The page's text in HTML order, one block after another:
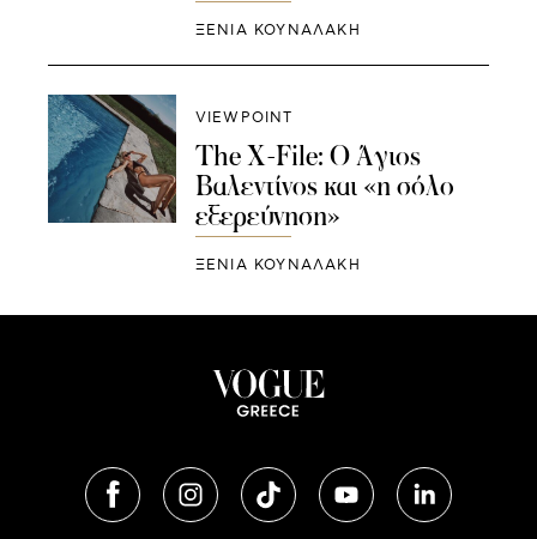
ΞΕΝΙΑ ΚΟΥΝΑΛΑΚΗ
VIEWPOINT
The X-File: Ο Άγιος
Βαλεντίνος και «η σόλο
εξερεύνηση»
ΞΕΝΙΑ ΚΟΥΝΑΛΑΚΗ